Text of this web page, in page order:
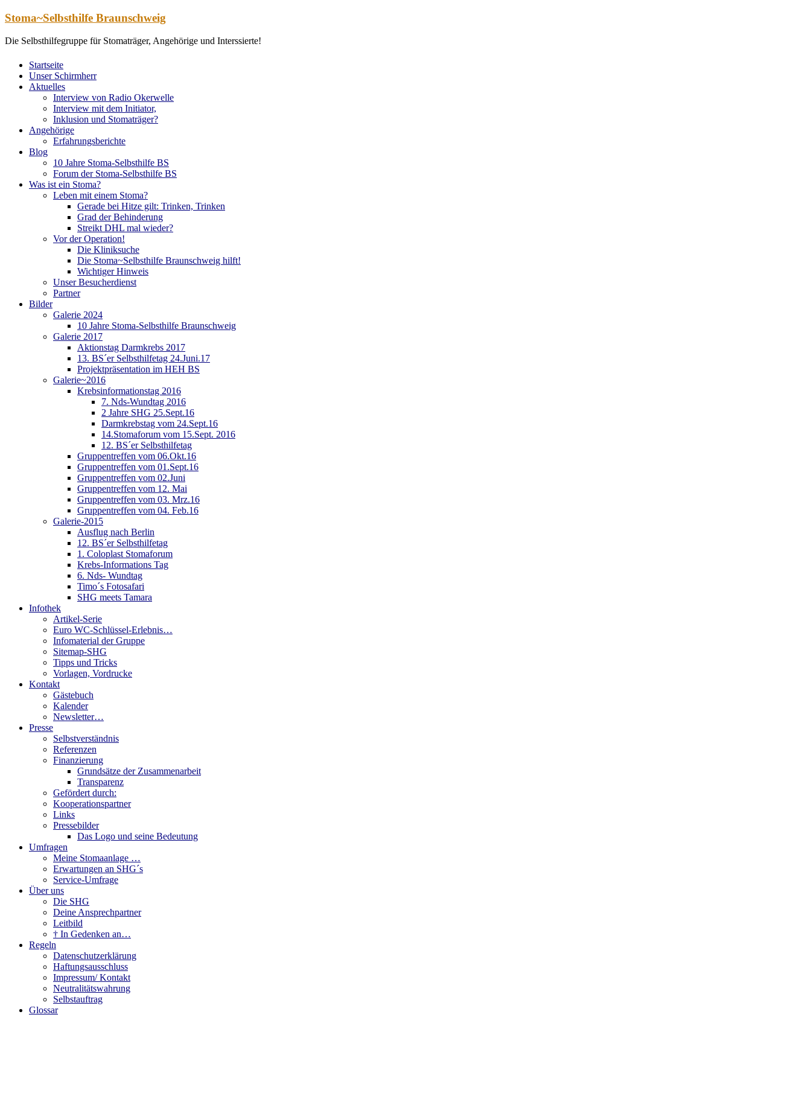
Zum
springen
Stoma~Selbsthilfe Braunschweig
Die Selbsthilfegruppe für Stomaträger, Angehörige und Interssierte!
Startseite
Unser Schirmherr
Aktuelles
Interview von Radio Okerwelle
Interview mit dem Initiator,
Inklusion und Stomaträger?
Angehörige
Erfahrungsberichte
Blog
10 Jahre Stoma-Selbsthilfe BS
Forum der Stoma-Selbsthilfe BS
Was ist ein Stoma?
Leben mit einem Stoma?
Gerade bei Hitze gilt: Trinken, Trinken
Grad der Behinderung
Streikt DHL mal wieder?
Vor der Operation!
Die Kliniksuche
Die Stoma~Selbsthilfe Braunschweig hilft!
Wichtiger Hinweis
Unser Besucherdienst
Partner
Bilder
Galerie 2024
10 Jahre Stoma-Selbsthilfe Braunschweig
Galerie 2017
Aktionstag Darmkrebs 2017
13. BS´er Selbsthilfetag 24.Juni.17
Projektpräsentation im HEH BS
Galerie~2016
Krebsinformationstag 2016
7. Nds-Wundtag 2016
2 Jahre SHG 25.Sept.16
Darmkrebstag vom 24.Sept.16
14.Stomaforum vom 15.Sept. 2016
12. BS´er Selbsthilfetag
Gruppentreffen vom 06.Okt.16
Gruppentreffen vom 01.Sept.16
Gruppentreffen vom 02.Juni
Gruppentreffen vom 12. Mai
Gruppentreffen vom 03. Mrz.16
Gruppentreffen vom 04. Feb.16
Galerie-2015
Ausflug nach Berlin
12. BS´er Selbsthilfetag
1. Coloplast Stomaforum
Krebs-Informations Tag
6. Nds- Wundtag
Timo´s Fotosafari
SHG meets Tamara
Infothek
Artikel-Serie
Euro WC-Schlüssel-Erlebnis…
Infomaterial der Gruppe
Sitemap-SHG
Tipps und Tricks
Vorlagen, Vordrucke
Kontakt
Gästebuch
Kalender
Newsletter…
Presse
Selbstverständnis
Referenzen
Finanzierung
Grundsätze der Zusammenarbeit
Transparenz
Gefördert durch:
Kooperationspartner
Links
Pressebilder
Das Logo und seine Bedeutung
Umfragen
Meine Stomaanlage …
Erwartungen an SHG´s
Service-Umfrage
Über uns
Die SHG
Deine Ansprechpartner
Leitbild
† In Gedenken an…
Regeln
Datenschutzerklärung
Haftungsausschluss
Impressum/ Kontakt
Neutralitätswahrung
Selbstauftrag
Glossar